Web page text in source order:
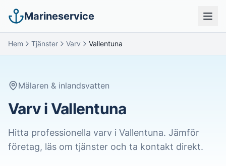
Marineservice
Hem Tjänster Varv Vallentuna
Mälaren & inlandsvatten
Varv i Vallentuna
Hitta professionella varv i Vallentuna. Jämför
företag, läs om tjänster och ta kontakt direkt.